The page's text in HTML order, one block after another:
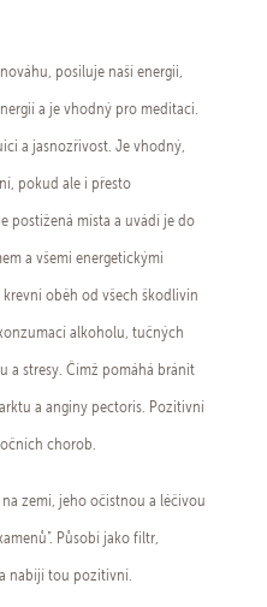
posiluje naší energii,
a je vhodný pro meditaci.
a jasnozřivost. Je vhodný,
pokud ale i přesto
postižená místa a uvádí je do
a všemi energetickými
oběh od všech škodlivin
alkoholu, tučných
a stresy. Čímž pomáhá bránit
a anginy pectoris. Pozitivní
chorob.
zemi, jeho očistnou a léčivou
Působí jako filtr,
nabíjí tou pozitivní.